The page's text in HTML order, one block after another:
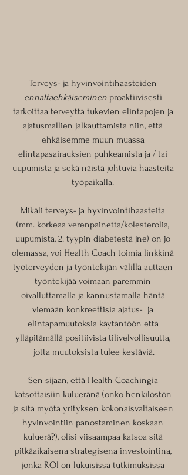
Terveys- ja hyvinvointihaasteiden
ennaltaehkäiseminen proaktiivisesti
tarkoittaa terveyttä tukevien elintapojen ja
ajatusmallien jalkauttamista niin, että
ehkäisemme muun muassa
elintapasairauksien puhkeamista ja / tai
uupumista ja sekä näistä johtuvia haasteita
työpaikalla.
Mikäli terveys- ja hyvinvointihaasteita
(mm. korkeaa verenpainetta/kolesterolia,
uupumista, 2. tyypin diabetestä jne) on jo
olemassa, voi Health Coach toimia linkkinä
työterveyden ja työntekijän välillä auttaen
työntekijää voimaan paremmin
oivalluttamalla ja kannustamalla häntä
viemään konkreettisia ajatus-  ja
elintapamuutoksia käytäntöön että
ylläpitämällä positiivista tilivelvollisuutta,
jotta muutoksista tulee kestäviä.
Sen sijaan, että Health Coachingia
katsottaisiin kulueränä (onko henkilöstön
ja sitä myötä yrityksen kokonaisvaltaiseen
hyvinvointiin panostaminen koskaan
kuluerä?), olisi viisaampaa katsoa sitä
pitkäaikaisena strategisena investointina,
jonka ROI on lukuisissa tutkimuksissa